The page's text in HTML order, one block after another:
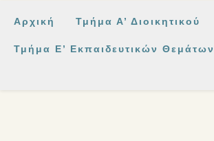
Αρχική Τμήμα Α’ Διοικητικού
Τμήμα Ε’ Εκπαιδευτικών Θεμάτων